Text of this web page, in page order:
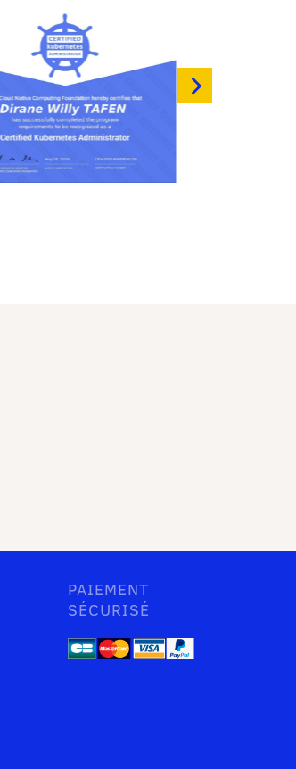
PAIEMENT
SÉCURISÉ